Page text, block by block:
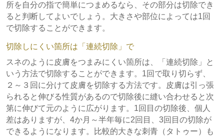
所を自分の指で簡単につまめるなら、その部分は切除でき
ると判断してよいでしょう。大きさや部位によっては1回
で切除することができます。
切除しにくい箇所は「連続切除」で
スネのように皮膚をつまみにくい箇所は、「連続切除」と
いう方法で切除することができます。1回で取り切らず、
２～３回に分けて皮膚を切除する方法です。皮膚は引っ張
られると伸びる性質があるので切除後に縫い合わせると次
第に伸びて元のように広がります。1回目の切除後、個人
差はありますが、4か月～半年毎に2回目、3回目の切除が
できるようになります。比較的大きな刺青（タトゥー）も